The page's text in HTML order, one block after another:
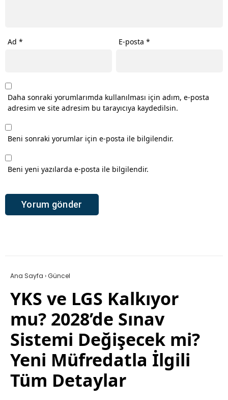
Ad * E-posta*
Daha sonraki yorumlarımda kullanılması için adım, e-posta
adresim ve site adresim bu tarayıcıya kaydedilsin.
Beni sonraki yorumlar için e-posta ile bilgilendir.
Beni yeni yazılarda e-posta ile bilgilendir.
Ana Sayfa ›Güncel
YKS ve LGS Kalkıyor
mu? 2028’de Sınav
Sistemi Değişecek mi?
Yeni Müfredatla İlgili
Tüm Detaylar